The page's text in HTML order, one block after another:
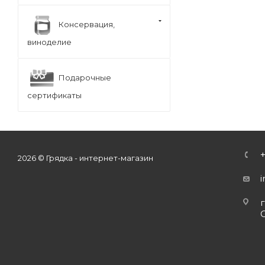
Консервация,
виноделие
Подарочные
сертификаты
2026 © Грядка - интернет-магазин